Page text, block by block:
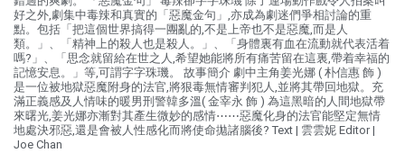
好之外,劇集中毒辣和真實的「惡魔金句」,亦成為劇迷們爭相討論的重
點。包括「把這個世界搞得一團亂的,不是上帝也不是惡魔,而是人
類。」、「精神上的殺人也是殺人。」、「身體裏有血在流動就代表活着
嗎?」、「思念就留給在世之人,希望她能將所有痛苦留在這裏,帶着幸福的
記憶安息。」等,可謂字字珠璣。 故事簡介 劇中主角姜光娜 ( 朴信惠 飾 )
是一位被地獄惡魔附身的法官,將狠毒無情審判犯人,並將其帶回地獄。充
滿正義感及人情味的暖男刑警韓多溫( 金宰永 飾 ) 為這黑暗的人間地獄帶
來曙光,姜光娜亦漸對其產生微妙的感情⋯⋯惡魔化身的法官能堅定無情
地處決邪惡,還是會被人性感化而將使命拋諸腦後? Text | 雲雲妮 Editor |
Joe Chan